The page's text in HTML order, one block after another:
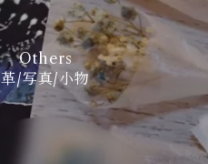
Others
革/写真/小物